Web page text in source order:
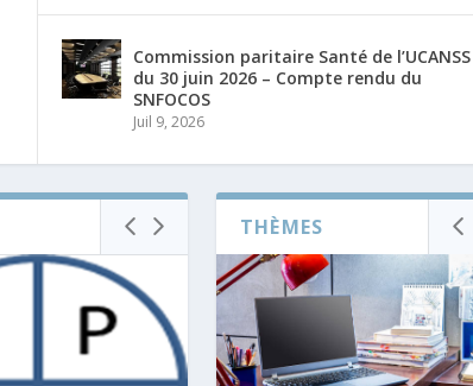
Commission paritaire Santé de l’UCANSS
du 30 juin 2026 – Compte rendu du
SNFOCOS
Juil 9, 2026
THÈMES